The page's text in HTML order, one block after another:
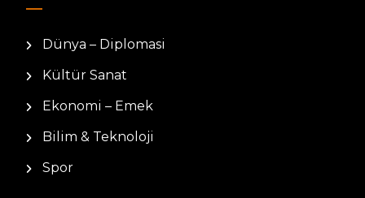
Dünya – Diplomasi
Kültür Sanat
Ekonomi – Emek
Bilim & Teknoloji
Spor